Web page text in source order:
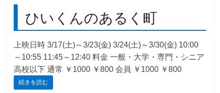
マ
リ
ン
観
ひいくんのあるく町
上映日時 3/17(土)～3/23(金) 3/24(土)～3/30(金) 10:00
～10:55 11:45～12:40 料金 一般・大学・専門・シニア
高校以下 通常 ￥1000 ￥800 会員 ￥1000 ￥800
続きを読む